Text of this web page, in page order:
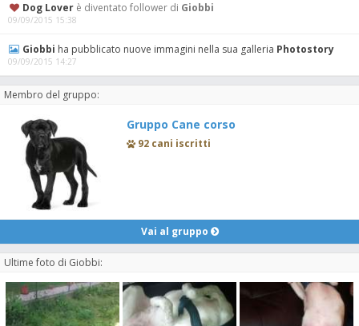
Dog Lover è diventato follower di Giobbi
09/09/2015 15:38
Giobbi ha pubblicato nuove immagini nella sua galleria Photostory
09/09/2015 14:27
Membro del gruppo:
Gruppo Cane corso
92 cani iscritti
Vai al gruppo
Ultime foto di Giobbi: